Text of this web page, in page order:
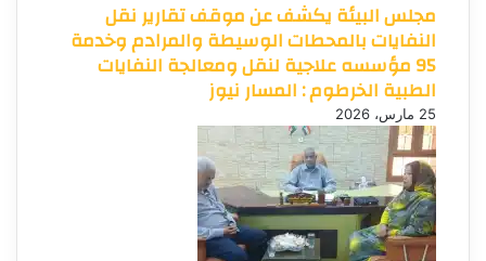
مجلس البيئة يكشف عن موقف تقارير نقل
النفايات بالمحطات الوسيطة والمرادم وخدمة
95 مؤسسه علاجية لنقل ومعالجة النفايات
الطبية الخرطوم : المسار نيوز
25 مارس، 2026